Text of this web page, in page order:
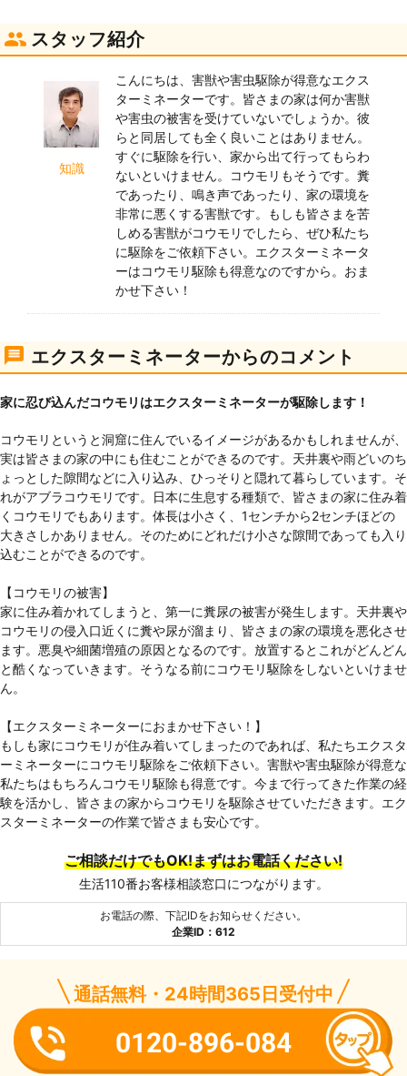
スタッフ紹介
知識
こんにちは、害獣や害虫駆除が得意なエクス
ターミネーターです。皆さまの家は何か害獣
や害虫の被害を受けていないでしょうか。彼
らと同居しても全く良いことはありません。
すぐに駆除を行い、家から出て行ってもらわ
ないといけません。コウモリもそうです。糞
であったり、鳴き声であったり、家の環境を
非常に悪くする害獣です。もしも皆さまを苦
しめる害獣がコウモリでしたら、ぜひ私たち
に駆除をご依頼下さい。エクスターミネータ
ーはコウモリ駆除も得意なのですから。おま
かせ下さい！
エクスターミネーターからのコメント
家に忍び込んだコウモリはエクスターミネーターが駆除します！
コウモリというと洞窟に住んでいるイメージがあるかもしれませんが、
実は皆さまの家の中にも住むことができるのです。天井裏や雨どいのち
ょっとした隙間などに入り込み、ひっそりと隠れて暮らしています。そ
れがアブラコウモリです。日本に生息する種類で、皆さまの家に住み着
くコウモリでもあります。体長は小さく、1センチから2センチほどの
大きさしかありません。そのためにどれだけ小さな隙間であっても入り
込むことができるのです。
【コウモリの被害】
家に住み着かれてしまうと、第一に糞尿の被害が発生します。天井裏や
コウモリの侵入口近くに糞や尿が溜まり、皆さまの家の環境を悪化させ
ます。悪臭や細菌増殖の原因となるのです。放置するとこれがどんどん
と酷くなっていきます。そうなる前にコウモリ駆除をしないといけませ
ん。
【エクスターミネーターにおまかせ下さい！】
もしも家にコウモリが住み着いてしまったのであれば、私たちエクスタ
ーミネーターにコウモリ駆除をご依頼下さい。害獣や害虫駆除が得意な
私たちはもちろんコウモリ駆除も得意です。今まで行ってきた作業の経
験を活かし、皆さまの家からコウモリを駆除させていただきます。エク
スターミネーターの作業で皆さまも安心です。
ご相談だけでもOK!まずはお電話ください!
生活110番お客様相談窓口につながります。
お電話の際、下記IDをお知らせください。
企業ID：612
通話無料・24時間365日受付中
0120-896-084